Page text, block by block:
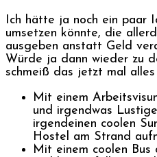
Ich hätte ja noch ein paar
umsetzen könnte, die
ausgeben anstatt Geld
Würde ja dann wieder zu
schmeiß das jetzt mal
Mit einem
und irgendwas
irgendeinen coolen
Hostel am Strand
Mit einem coolen Bus